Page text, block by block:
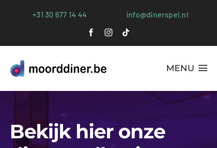
+31 30 677 14 44 info@dinerspel.nl
MENU
Alle Spellen
Plaatsen
Bekijk hier onze